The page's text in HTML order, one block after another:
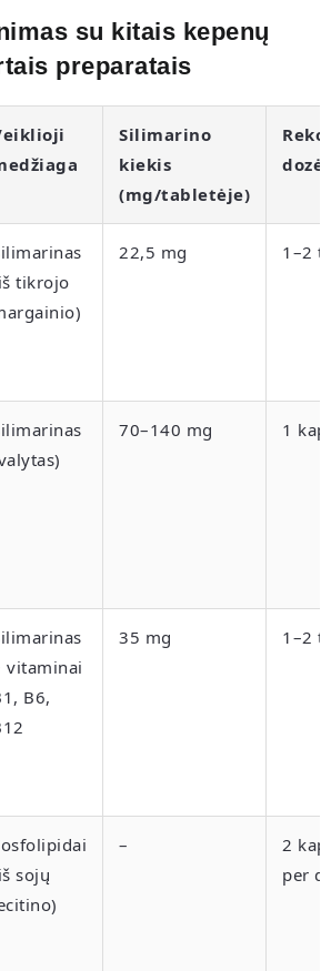
su kitais kepenų
preparatais
Silimarino
kiekis
(mg/tabletėje)
dozė
tikrojo
22,5 mg 1–2
70–140 mg 1
vitaminai
B6,
35 mg 1–2
sojų
–
2
per